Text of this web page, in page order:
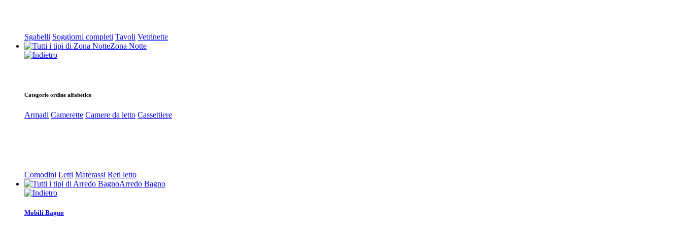
Sgabelli Soggiorni completi Tavoli Vetrinette
Zona Notte
Categorie ordine alfabetico
Armadi Camerette Camere da letto Cassettiere
Comodini Letti Materassi Reti letto
Arredo Bagno
Mobili Bagno